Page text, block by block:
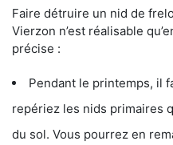
Faire détruire un nid de
Vierzon n’est réalisable
précise :
Pendant le printemps, il
repériez les nids primaires
du sol. Vous pourrez en